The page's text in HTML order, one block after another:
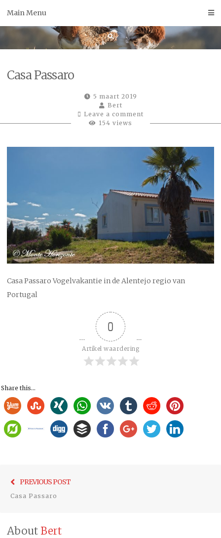
Main Menu
Casa Passaro
5 maart 2019
Bert
Leave a comment
154 views
Casa Passaro Vogelvakantie in de Alentejo regio van
Portugal
0
Artikel waardering
Share this...
navigatie
PREVIOUS POST
Casa Passaro
About Bert